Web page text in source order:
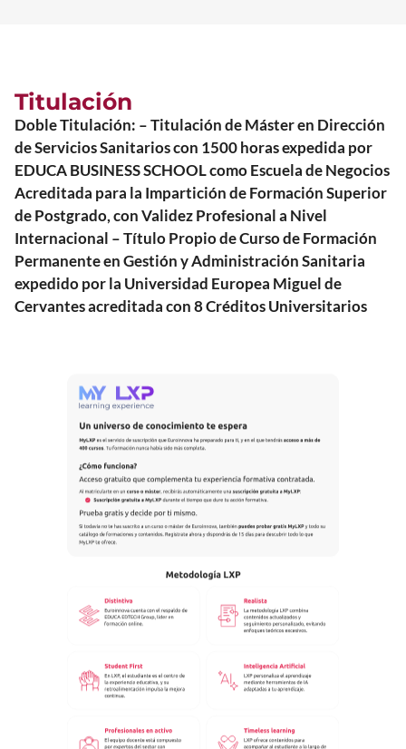
Titulación
Doble Titulación: – Titulación de Máster en Dirección
de Servicios Sanitarios con 1500 horas expedida por
EDUCA BUSINESS SCHOOL como Escuela de Negocios
Acreditada para la Impartición de Formación Superior
de Postgrado, con Validez Profesional a Nivel
Internacional – Título Propio de Curso de Formación
Permanente en Gestión y Administración Sanitaria
expedido por la Universidad Europea Miguel de
Cervantes acreditada con 8 Créditos Universitarios